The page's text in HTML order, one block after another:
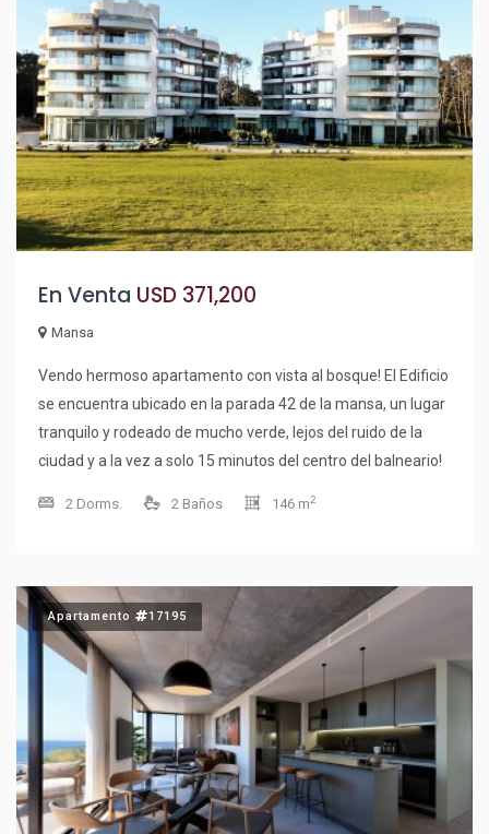
diseñada para satisfacer las necesidades del día a día, se
complementa con un servicio de mucamas que te permitirá
disfrutar de más tiempo libre. Además, la propiedad cuenta
con una suite principal que garantiza privacidad y confort,
así como un sauna y una piscina que te invitan a relajarte y
disfrutar de la vida al aire libre. El servicio de playa añade un
toque de exclusividad a tu experiencia, permitiéndote
aprovechar al máximo los días soleados. No dejes pasar la
oportunidad de hacer de este apartamento tu nuevo hogar
escribir tu historia en Punta del Este. ¡Te esperamos!
En Venta USD 371,200
Mansa
Vendo hermoso apartamento con vista al bosque! El Edificio
se encuentra ubicado en la parada 42 de la mansa, un lugar
tranquilo y rodeado de mucho verde, lejos del ruido de la
ciudad y a la vez a solo 15 minutos del centro del balneario!
comedor -Toilette -Cocina integrada -Terraza con vista al
mar Servicios del Edificio: -Recepcion y vigilancia las 24hrs -
Piscinas climatizadas in-out -Gimnasio -Playroom -Area
parquizada con juegos para niños Consulte con nuestros
2 Dorms. 2 Baños 146 m2
Apartamento 17195